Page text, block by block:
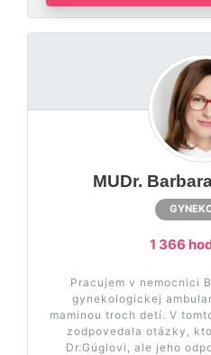
MUDr.
1 366
Pracujem v nemocnici
gynekologickej
maminou troch detí. V
zodpovedala otázky,
Dr.Gúglovi, ale jeho